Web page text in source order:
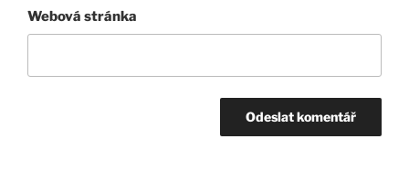
Webová stránka